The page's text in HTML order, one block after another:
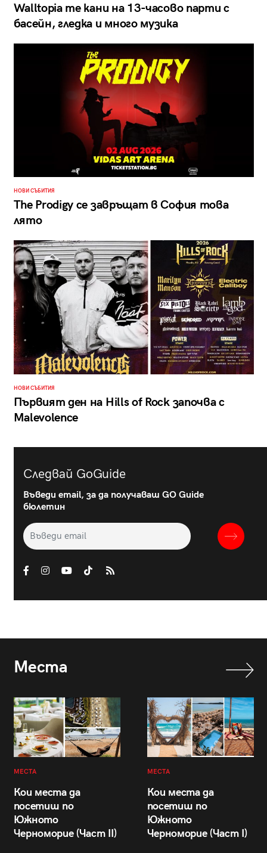
Walltopia те кани на 13-часово парти с
басейн, гледка и много музика
НОВИ СЪБИТИЯ
The Prodigy се завръщат в София това
лято
НОВИ СЪБИТИЯ
Първият ден на Hills of Rock започва с
Malevolence
Следвай GoGuide
Въведи email, за да получаваш GO Guide
бюлетин
Места
МЕСТА
Кои места да
посетиш по
Южното
Черноморие (Част II)
МЕСТА
Кои места да
посетиш по
Южното
Черноморие (Част I)